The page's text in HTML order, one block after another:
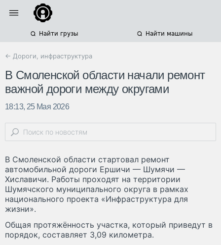
Найти грузы Найти машины
← Дороги, инфраструктура
В Смоленской области начали ремонт
важной дороги между округами
18:13, 25 Мая 2026
В Смоленской области стартовал ремонт
автомобильной дороги Ершичи — Шумячи —
Хиславичи. Работы проходят на территории
Шумячского муниципального округа в рамках
национального проекта «Инфраструктура для
жизни».
Общая протяжённость участка, который приведут в
порядок, составляет 3,09 километра.